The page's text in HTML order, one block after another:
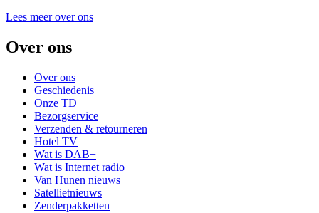
Lees meer over ons
Over ons
Over ons
Geschiedenis
Onze TD
Bezorgservice
Verzenden & retourneren
Hotel TV
Wat is DAB+
Wat is Internet radio
Van Hunen nieuws
Satellietnieuws
Zenderpakketten